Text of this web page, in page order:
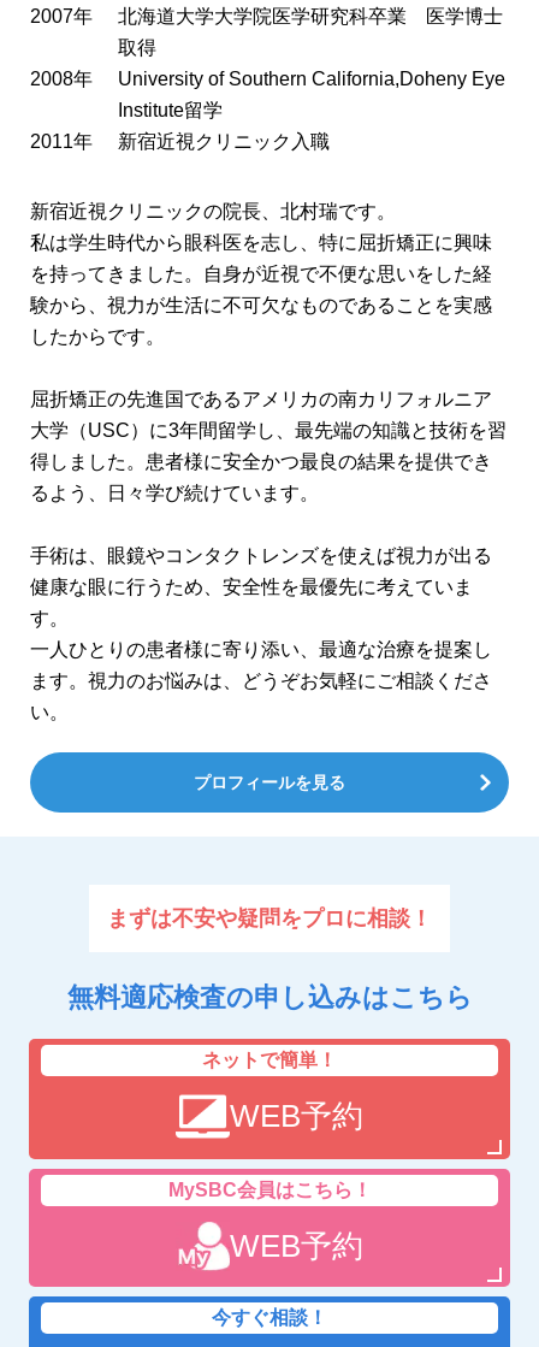
新宿近視クリニックの院長、北村瑞です。
私は学生時代から眼科医を志し、特に屈折矯正に興味
を持ってきました。自身が近視で不便な思いをした経
験から、視力が生活に不可欠なものであることを実感
したからです。
屈折矯正の先進国であるアメリカの南カリフォルニア
大学（USC）に3年間留学し、最先端の知識と技術を習
得しました。患者様に安全かつ最良の結果を提供でき
るよう、日々学び続けています。
手術は、眼鏡やコンタクトレンズを使えば視力が出る
健康な眼に行うため、安全性を最優先に考えていま
す。
一人ひとりの患者様に寄り添い、最適な治療を提案し
ます。視力のお悩みは、どうぞお気軽にご相談くださ
い。
2007年
北海道大学大学院医学研究科卒業 医学博士
取得
2008年
University of Southern California,Doheny Eye
Institute留学
2011年
新宿近視クリニック入職
プロフィールを見る
まずは不安や疑問をプロに相談！
無料適応検査の申し込みはこちら
ネットで簡単！
WEB予約
MySBC会員はこちら！
WEB予約
今すぐ相談！